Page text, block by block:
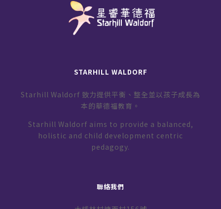
STARHILL WALDORF
Starhill Waldorf 致力提供平衡、整全並以孩子成長為
本的華德福教育。
Starhill Waldorf aims to provide a balanced,
holistic and child development centric
pedagogy.
聯絡我們